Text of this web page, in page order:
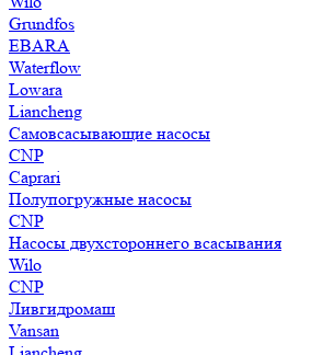
Grundfos
EBARA
Waterflow
Lowara
Liancheng
Самовсасывающие насосы
CNP
Caprari
Полупогружные насосы
CNP
Насосы двухстороннего всасывания
Wilo
CNP
Ливгидромаш
Vansan